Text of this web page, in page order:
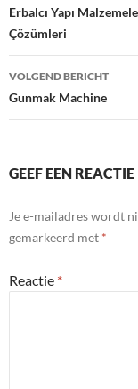
navigatie
Erbalcı Yapı
Çözümleri
VOLGEND BERICHT
Gunmak Machine
GEEF EEN REACTIE
Je e-mailadres wordt
gemarkeerd met *
Reactie *